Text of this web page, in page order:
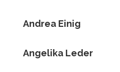
Andrea Einig
Angelika Leder